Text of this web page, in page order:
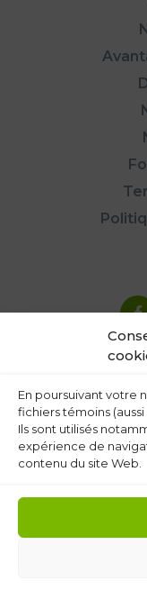
En poursuivant votre
fichiers témoins
Ils sont utilisés
expérience de
contenu du site Web.